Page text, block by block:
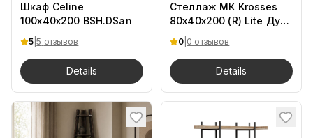
Шкаф Celine
100х40х200 BSH.DSan
5 |5 отзывов
Details
Стеллаж МК Krosses
80х40х200 (R) Lite Дуб
Барокко.Ch
0 0 отзывов
Details